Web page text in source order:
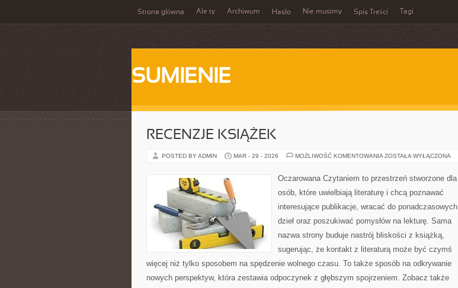
Strona główna Ale ty Archiwum Hasło Nie musimy Spis Treści Tagi
SUMIENIE
RECENZJE KSIĄŻEK
POSTED BY ADMIN MAR - 29 - 2026 MOŻLIWOŚĆ KOMENTOWANIA RECENZJE
ZOSTAŁA WYŁĄCZONA
Oczarowana Czytaniem to przestrzeń stworzone dla
osób, które uwielbiają literaturę i chcą poznawać
interesujące publikacje, wracać do ponadczasowych
dzieł oraz poszukiwać pomysłów na lekturę. Sama
nazwa strony buduje nastrój bliskości z książką,
sugerując, że kontakt z literaturą może być czymś
więcej niż tylko sposobem na spędzenie wolnego czasu. To także sposób na odkrywanie
nowych perspektyw, która zestawia odpoczynek z głębszym spojrzeniem. Zobacz także